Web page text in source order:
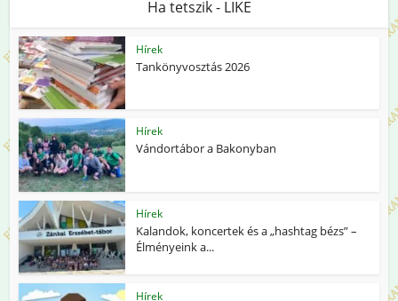
Ha tetszik - LIKE
Hírek
Tankönyvosztás 2026
Hírek
Vándortábor a Bakonyban
Hírek
Kalandok, koncertek és a „hashtag bézs” –
Élményeink a...
Hírek